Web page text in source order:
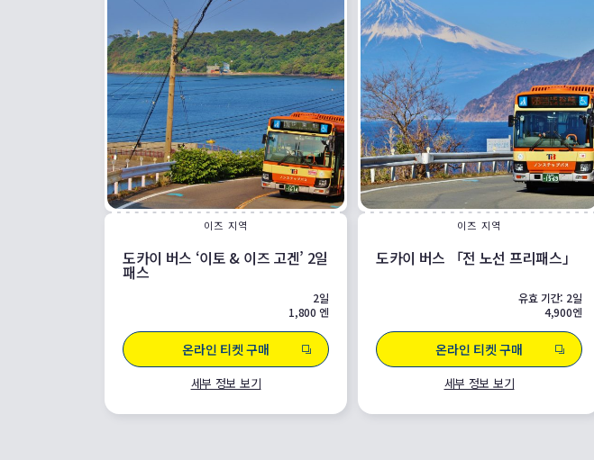
이즈 지역
도카이 버스 ‘이토 & 이즈 고겐’ 2일
패스
2일
1,800 엔
온라인 티켓 구매
세부 정보 보기
이즈 지역
도카이 버스 「전 노선 프리패스」
유효 기간: 2일
4,900엔
온라인 티켓 구매
세부 정보 보기